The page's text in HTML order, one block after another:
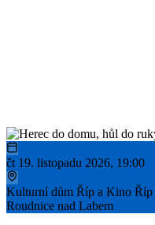
čt 19. listopadu 2026, 19:00
Kulturní dům Říp a Kino Říp
Roudnice nad Labem